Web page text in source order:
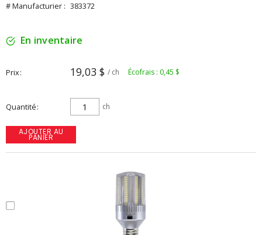
# Manufacturier : 383372
En inventaire
Prix 19,03 $ / ch Écofrais : 0,45 $
Quantité ch
AJOUTER AU
PANIER